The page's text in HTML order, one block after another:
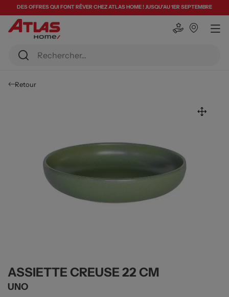
DES OFFRES QUI FONT RÊVER CHEZ ATLAS HOME ! JUSQU'AU 1ER SEPTEMBRE
Retour
ASSIETTE CREUSE 22 CM
UNO